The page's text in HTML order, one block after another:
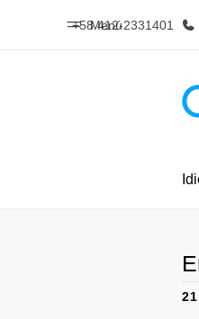
Menú
+58 412-2331401
Inicio
21